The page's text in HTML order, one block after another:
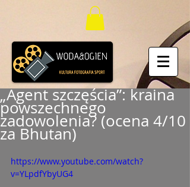
„Agent szczęścia”: kraina
powszechnego
zadowolenia? (ocena 4/10
za Bhutan)
https://www.youtube.com/watch?
v=YLpdfYbyUG4